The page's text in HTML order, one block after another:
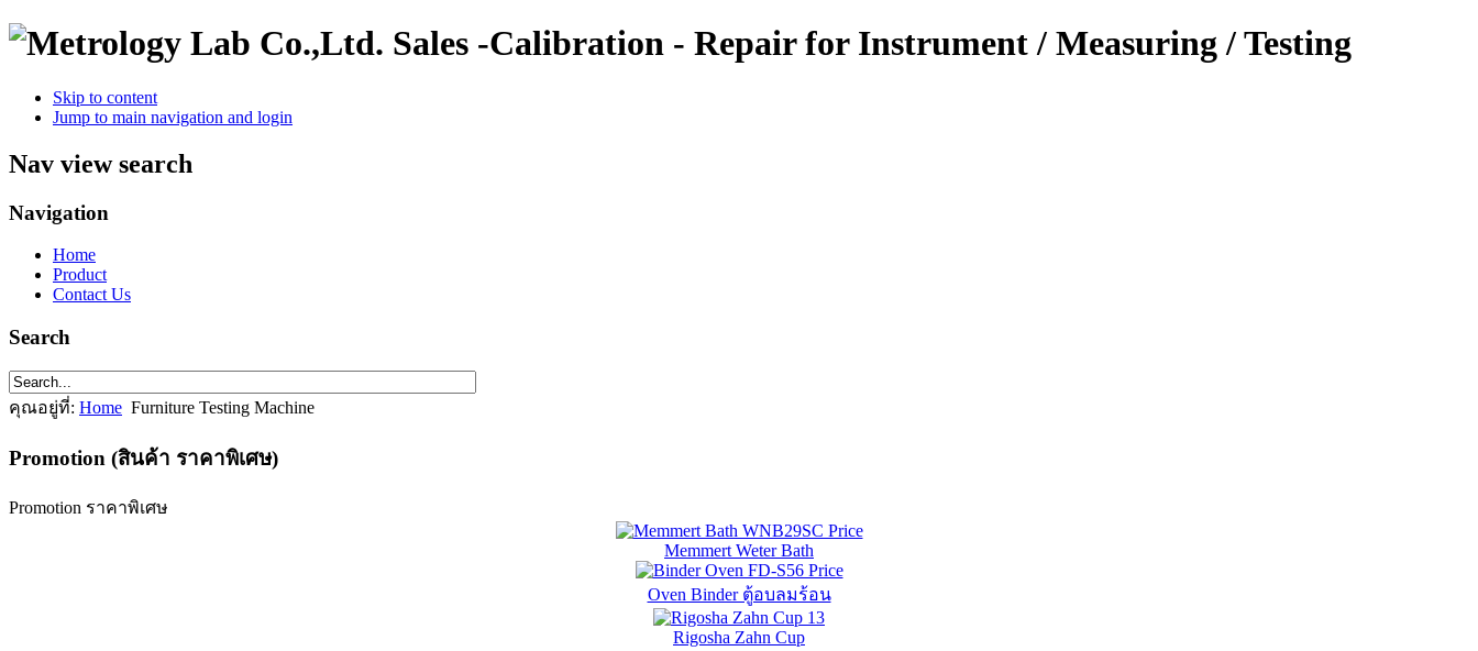
Sales -Calibration - Repair for Instrument / Measuring / Testing
Skip to content
Jump to main navigation and login
Nav view search
Navigation
Home
Product
Contact Us
Search
คุณอยู่ที่: Home Furniture Testing Machine
Promotion (สินค้า ราคาพิเศษ)
Promotion ราคาพิเศษ
Memmert Weter Bath
Oven Binder ตู้อบลมร้อน
Rigosha Zahn Cup